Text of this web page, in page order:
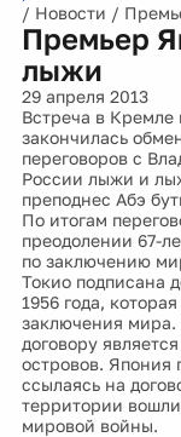
/ Новости /
Премьер
лыжи
29 апреля 2013
Встреча в Кремле
закончилась
переговоров с
России лыжи и
преподнес Абэ
По итогам
преодолении 67-
по заключению
Токио подписана
1956 года,
заключения
договору
островов. Япония
ссылаясь на
территории
мировой войны.